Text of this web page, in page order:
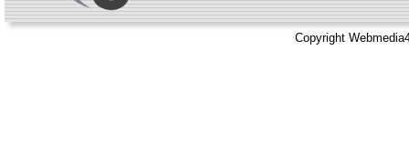
Copyright